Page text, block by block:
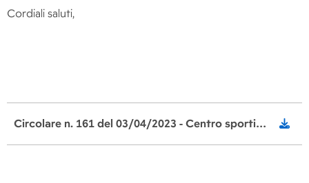
Cordiali saluti,
Circolare n. 161 del 03/04/2023 - Centro sportivo scolastico